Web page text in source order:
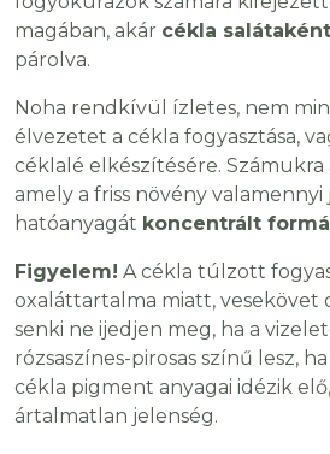
magában, akár cékla salátaként
párolva.
Noha rendkívül ízletes, nem
élvezetet a cékla fogyasztása,
céklalé elkészítésére. Számukra
amely a friss növény
hatóanyagát koncentrált
Figyelem! A cékla túlzott
oxaláttartalma miatt, vesekövet
senki ne ijedjen meg, ha a
rózsaszínes-pirosas színű lesz,
cékla pigment anyagai idézik
ártalmatlan jelenség.